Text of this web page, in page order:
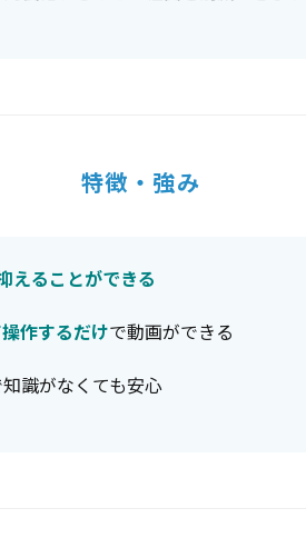
特徴・強み
えることができる
作するだけで動画ができる
識がなくても安心